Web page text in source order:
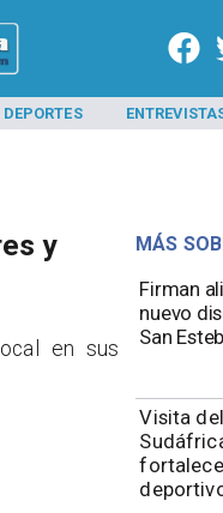
​​Firman
nuevo
San
​Visita
MÁS
y
en sus